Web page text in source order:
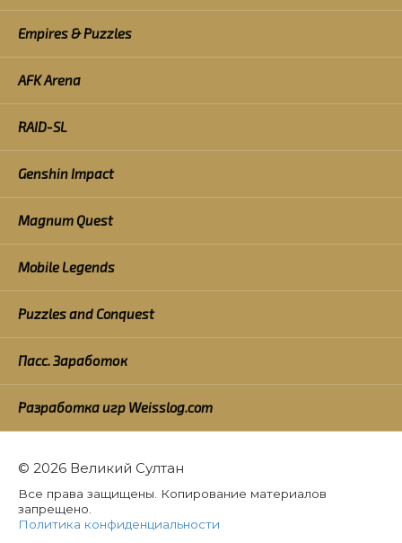
Empires & Puzzles
AFK Arena
RAID-SL
Genshin Impact
Magnum Quest
Mobile Legends
Puzzles and Conquest
Пасс. Заработок
Разработка игр Weisslog.com
© 2026 Великий Султан
Все права защищены. Копирование материалов
запрещено.
Политика конфиденциальности